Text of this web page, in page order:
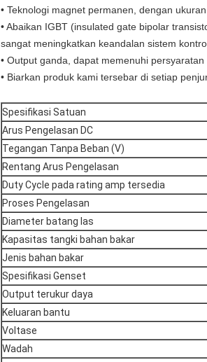
• Teknologi magnet permanen, dengan
• Abaikan IGBT (insulated gate bipolar
sangat meningkatkan keandalan sistem
• Output ganda, dapat memenuhi
• Biarkan produk kami tersebar di setiap
Spesifikasi Satuan
Arus Pengelasan DC
Tegangan Tanpa Beban (V)
Rentang Arus Pengelasan
Duty Cycle pada rating amp tersedia
Proses Pengelasan
Diameter batang las
Kapasitas tangki bahan bakar
Jenis bahan bakar
Spesifikasi Genset
Output terukur daya
Keluaran bantu
Voltase
Wadah